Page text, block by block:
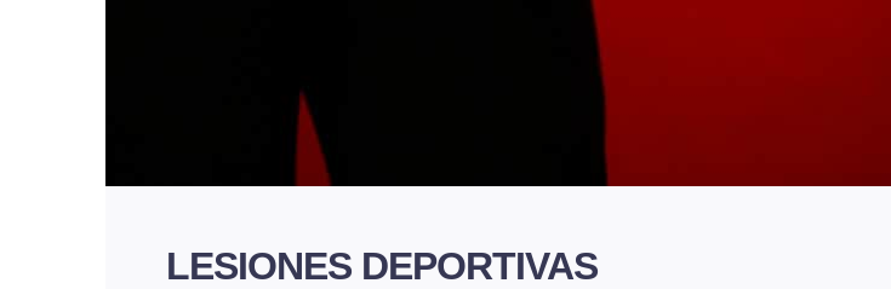
LESIONES DEPORTIVAS